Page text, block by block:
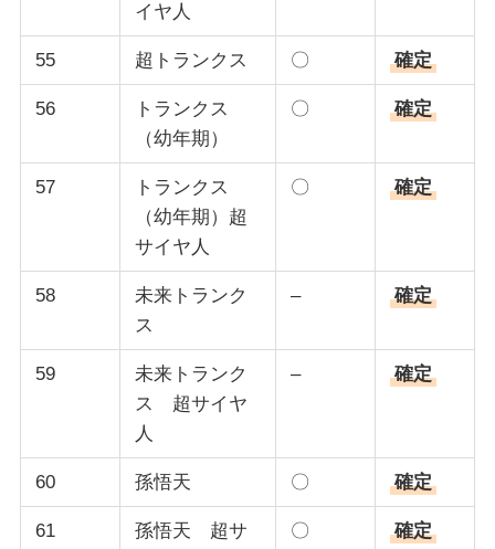
イヤ人
55 超トランクス 〇 確定
56
トランクス
（幼年期）
〇 確定
57
トランクス
（幼年期）超
サイヤ人
〇 確定
58
未来トランク
ス
– 確定
59
未来トランク
ス 超サイヤ
人
– 確定
60 孫悟天 〇 確定
61
孫悟天 超サ
〇 確定